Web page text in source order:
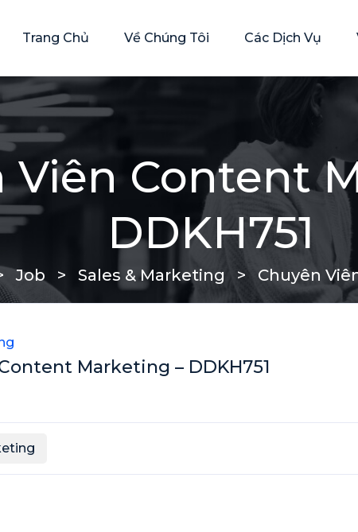
Trang Chủ Về Chúng Tôi Các Dịch Vụ
Viên Content
DDKH751
Job > Sales & Marketing > Chuyên
Marketing – DDKH751